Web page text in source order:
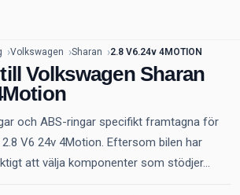
Volkswagen Sharan 2.8 V6.24v 4MOTION
Volkswagen Sharan
och ABS-ringar specifikt framtagna för
V6 24v 4Motion. Eftersom bilen har
att välja komponenter som stödjer...